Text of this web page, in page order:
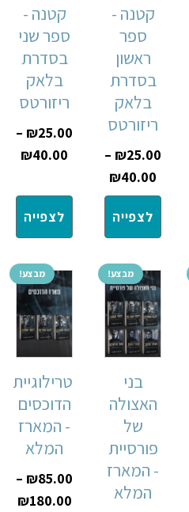
קטנה -
ספר
ראשון
בסדרת
בלאק
ריזורטס
₪25.00
–
₪40.00
לצפייה
קטנה -
ספר שני
בסדרת
בלאק
ריזורטס
₪25.00
–
₪40.00
לצפייה
מבצע!
בני
האצולה
של
פורסיית
- המארז
המלא
מבצע!
טרילוגיית
הדוכסים
- המארז
המלא
₪85.00
–
₪180.00